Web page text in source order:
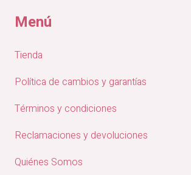
Menú
Tienda
Política de cambios y garantías
Términos y condiciones
Reclamaciones y devoluciones
Quiénes Somos